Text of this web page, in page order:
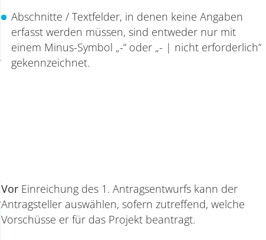
Abschnitte / Textfelder, in denen keine Angaben
erfasst werden müssen, sind entweder nur mit
einem Minus-Symbol „-“ oder „- | nicht erforderlich“
gekennzeichnet.
VorEinreichung des 1. Antragsentwurfs kann der
Antragsteller auswählen, sofern zutreffend, welche
Vorschüsse er für das Projekt beantragt.